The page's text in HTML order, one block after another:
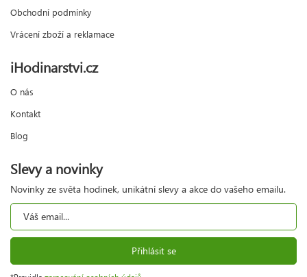
Obchodní podmínky
Vrácení zboží a reklamace
iHodinarstvi.cz
O nás
Kontakt
Blog
Slevy a novinky
Novinky ze světa hodinek, unikátní slevy a akce do vašeho emailu.
Přihlásit se